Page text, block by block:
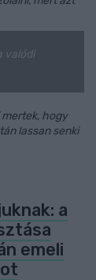
valódi
mertek, hogy
lassan senki
a
emeli